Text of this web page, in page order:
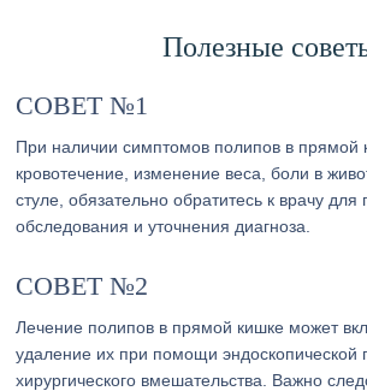
Полезные
СОВЕТ №1
При наличии симптомов полипов в прямой
кровотечение, изменение веса, боли в
стуле, обязательно обратитесь к врачу для
обследования и уточнения диагноза.
СОВЕТ №2
Лечение полипов в прямой кишке может
удаление их при помощи эндоскопической
хирургического вмешательства. Важно